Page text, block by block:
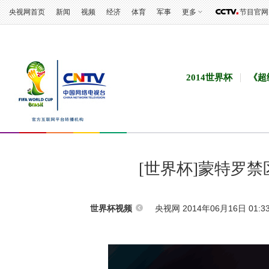
央视网首页 新闻 视频 经济 体育 军事 更多 节目官网
2014世界杯 《
[世界杯]蒙特罗禁
世界杯视频 央视网 2014年06月16日